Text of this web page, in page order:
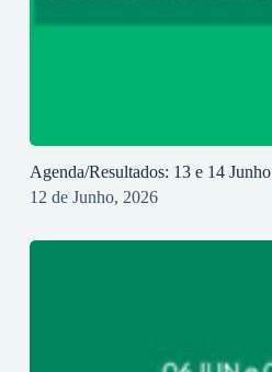
Agenda/Resultados: 13 e 14 Junho
12 de Junho, 2026